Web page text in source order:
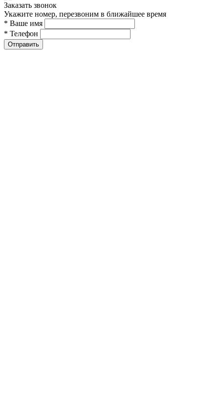
Заказать звонок
Укажите номер, перезвоним в ближайшее время
* Ваше имя
* Телефон
Отправить